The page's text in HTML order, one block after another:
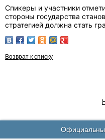
Спикеры и участники
стороны государства
стратегией должна стать
Возврат к списку